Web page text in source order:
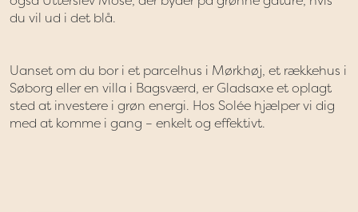
du vil ud i det blå.
Uanset om du bor i et parcelhus i Mørkhøj, et rækkehus i
Søborg eller en villa i Bagsværd, er Gladsaxe et oplagt
sted at investere i grøn energi. Hos Solée hjælper vi dig
med at komme i gang – enkelt og effektivt.